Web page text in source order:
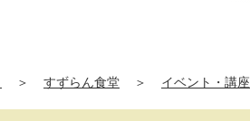
＞ すずらん食堂 ＞ イベント・講座